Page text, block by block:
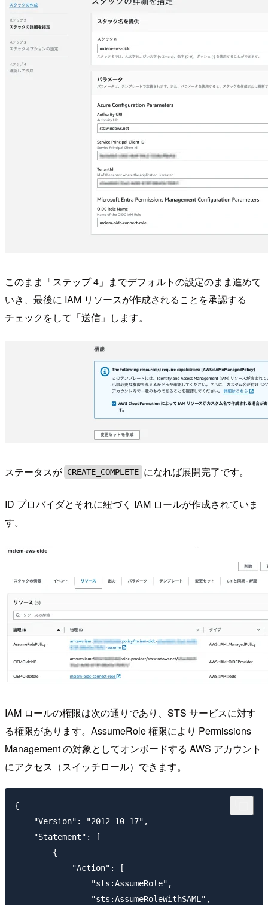
このまま「ステップ 4」までデフォルトの設定のまま進めて
いき、最後に IAM リソースが作成されることを承認する
チェックをして「送信」します。
ステータスが CREATE_COMPLETE になれば展開完了です。
ID プロバイダとそれに紐づく IAM ロールが作成されていま
す。
IAM ロールの権限は次の通りであり、STS サービスに対す
る権限があります。AssumeRole 権限により Permissions
Management の対象としてオンボードする AWS アカウント
にアクセス（スイッチロール）できます。
{
    "Version": "2012-10-17",
    "Statement": [
        {
            "Action": [
                "sts:AssumeRole",
                "sts:AssumeRoleWithSAML",